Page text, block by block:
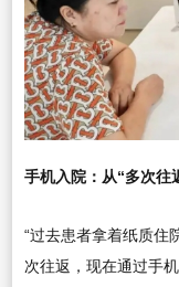
手机入院：从“多次往
“过去患者拿着纸质住
次往返，现在通过手